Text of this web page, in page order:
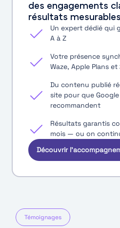
des engagements
résultats
Un expert dédié qui
A à Z
Votre présence
Waze, Apple Plans
Du contenu publié
site pour que
recommandent
Résultats garantis
mois — ou on
Découvrir
Témoignages